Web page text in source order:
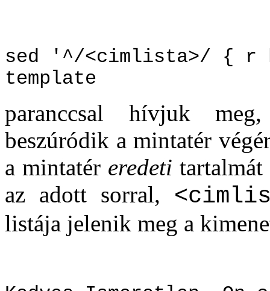
sed '^/<cimlista>/ {
template
paranccsal hívjuk
beszúródik a mintatér
a mintatér eredeti
az adott sorral,
listája jelenik meg a